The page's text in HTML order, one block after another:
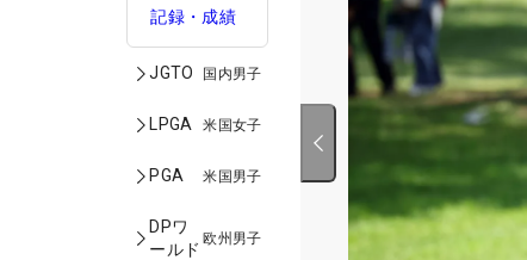
記録・成績
JGTO 国内男子
LPGA 米国女子
PGA 米国男子
DPワ
ールド
欧州男子